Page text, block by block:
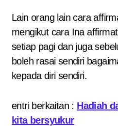
Lain orang lain cara
mengikut cara Ina
setiap pagi dan juga
boleh rasai sendiri
kepada diri sendiri.
entri berkaitan : Hadiah
kita bersyukur